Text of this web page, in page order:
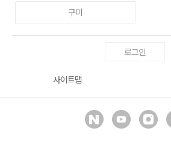
구미
로그인
사이트맵